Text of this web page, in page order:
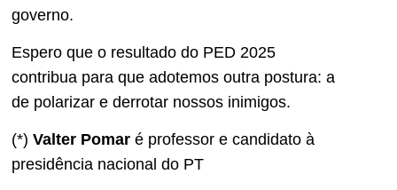
governo.
Espero que o resultado do PED 2025
contribua para que adotemos outra postura: a
de polarizar e derrotar nossos inimigos.
(*) Valter Pomar é professor e candidato à
presidência nacional do PT